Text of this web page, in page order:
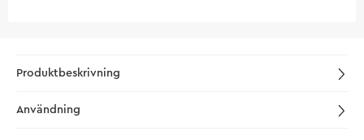
Produktbeskrivning
Användning